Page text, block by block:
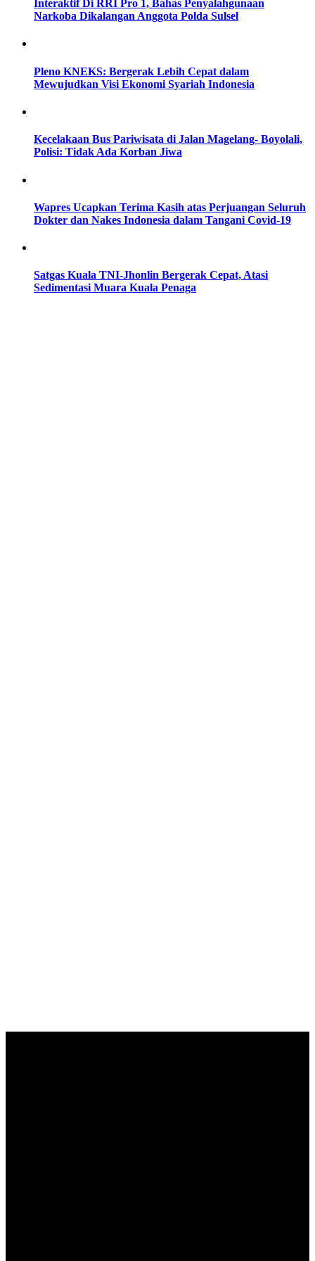
Interaktif Di RRI Pro 1, Bahas Penyalahgunaan
Narkoba Dikalangan Anggota Polda Sulsel
Pleno KNEKS: Bergerak Lebih Cepat dalam
Mewujudkan Visi Ekonomi Syariah Indonesia
Kecelakaan Bus Pariwisata di Jalan Magelang- Boyolali,
Polisi: Tidak Ada Korban Jiwa
Wapres Ucapkan Terima Kasih atas Perjuangan Seluruh
Dokter dan Nakes Indonesia dalam Tangani Covid-19
Satgas Kuala TNI-Jhonlin Bergerak Cepat, Atasi
Sedimentasi Muara Kuala Penaga